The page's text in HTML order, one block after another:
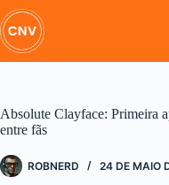
Pular
para
o
conteúdo
Absolute Clayface: Primeira
entre fãs
ROBNERD 24 DE MAIO